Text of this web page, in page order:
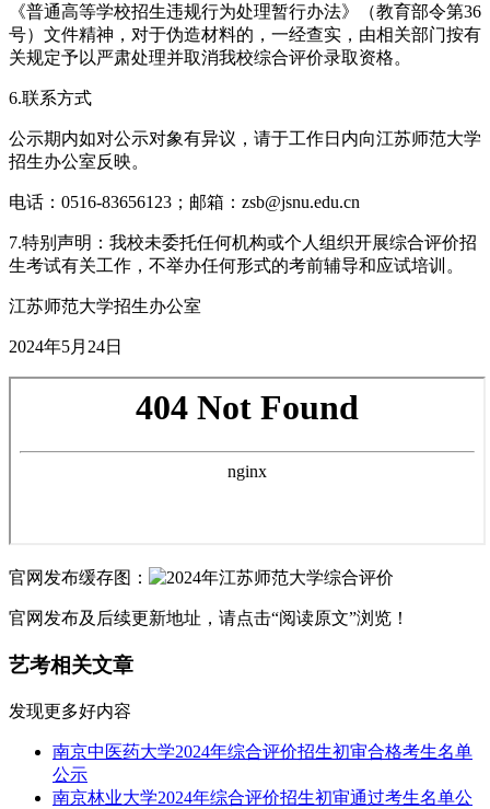
《普通高等学校招生违规行为处理暂行办法》（教育部令第36
号）文件精神，对于伪造材料的，一经查实，由相关部门按有
关规定予以严肃处理并取消我校综合评价录取资格。
6.联系方式
公示期内如对公示对象有异议，请于工作日内向江苏师范大学
招生办公室反映。
电话：0516-83656123；邮箱：zsb@jsnu.edu.cn
7.特别声明：我校未委托任何机构或个人组织开展综合评价招
生考试有关工作，不举办任何形式的考前辅导和应试培训。
江苏师范大学招生办公室
2024年5月24日
官网发布缓存图：
官网发布及后续更新地址，请点击“阅读原文”浏览！
艺考相关文章
发现更多好内容
南京中医药大学2024年综合评价招生初审合格考生名单
公示
南京林业大学2024年综合评价招生初审通过考生名单公